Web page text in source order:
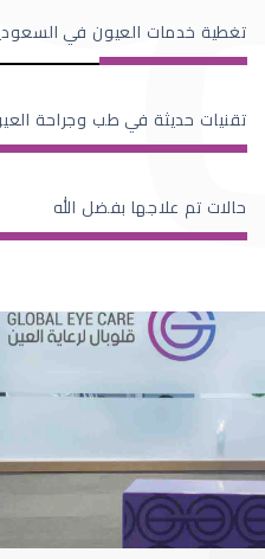
تغطية خدمات العيون في
تقنيات حديثة في طب وجراحة
حالات تم علاجها بفضل الله